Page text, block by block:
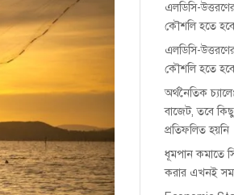
এলডিসি-
কৌশলি হতে হবে
এলডিসি-
কৌশলি হতে হবে
অর্থনৈতিক
বাজেট, তবে কিছু
প্রতিফলিত হয়নি
ধূমপান কমাতে
করার এখনই